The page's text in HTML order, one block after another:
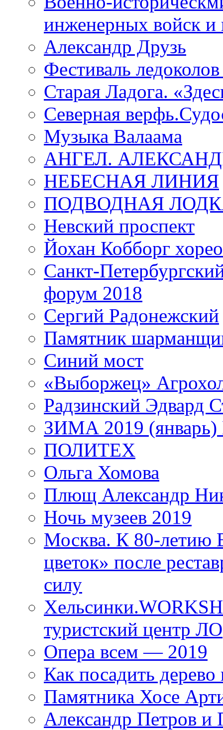
инженерных войск и
Александр Друзь
Фестиваль
Старая Ладога.
Северная
Музыка Валаама
АНГЕЛ.
НЕБЕСНАЯ ЛИНИЯ
ПОДВОДНАЯ
Невский проспект
Йохан Кобборг
Санкт-
форум 2018
Сергий Радонежский
Памятник
Синий мост
«Выборжец»
Радзинский Эдвард
ЗИМА 2019 (январь)
ПОЛИТЕХ
Ольга Хомова
Плющ Александр
Ночь музеев 2019
Москва. К 80-
цветок» после
силу
туристский центр ЛО
Опера всем — 2019
Как посадить дерево
Памятника Хосе
Александр Петров и